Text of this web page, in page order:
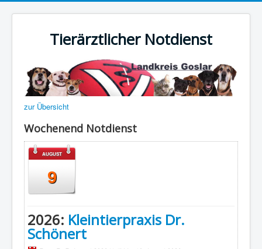
Tierärztlicher Notdienst
zur Übersicht
Wochenend Notdienst
AUGUST
9
2026: Kleintierpraxis Dr.
Schönert